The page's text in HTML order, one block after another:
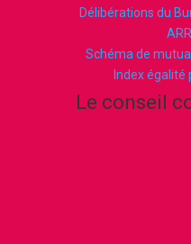
Délibérations du
Schéma de
Index
Le conseil